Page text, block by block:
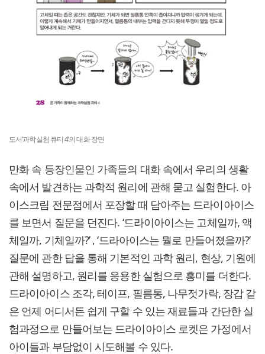
도서‘과학실험 큐티 4’의 대화 장면
만화 속 등장인물인 가족들의 대화 속에서 우리의 생활
속에서 발견하는 과학적 원리에 관해 묻고 실험한다. 아
이스크림 전문점에서 포장할 때 담아주는 드라이아이스
를 보면서 질문을 던진다. ‘드라이아이스는 고체일까, 액
체일까, 기체일까?’ , ‘드라아이스는 뭘로 만들어졌을까?’
질문에 관한 답을 통해 기본적인 과학 원리, 현상, 기원에
관해 설명하고, 원리를 응용한 실험으로 흥미를 더한다.
드라이아이스 조각, 테이프, 필름통, 나무젓가락, 장갑 같
은 언제 어디서든 쉽게 구할 수 있는 재료들과 간단한 실
험과정으로 만들어보는 드라이아이스 로켓은 가정에서
아이들과 부담없이 시도해볼 수 있다.